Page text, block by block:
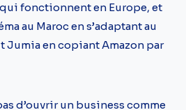
fonctionnent en Europe, et
au Maroc en s’adaptant au
Jumia en copiant Amazon par
d’ouvrir un business comme